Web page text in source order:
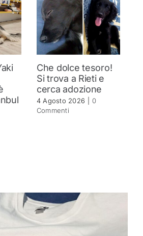
Che dolce tesoro!
Si trova a Rieti e
cerca adozione
4 Agosto 2026
0
Commenti